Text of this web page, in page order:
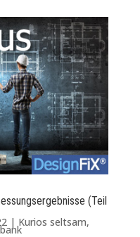
(Teil
| Kurios seltsam,